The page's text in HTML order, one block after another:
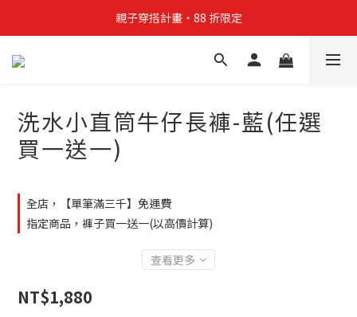
親子穿搭計畫・88 折限定
親子穿搭計畫・88 折限定
貼身補貨計畫  任選 6 件 $888
親子穿搭計畫・88 折限定
洗水小直筒牛仔長褲-藍(任選
買一送一)
全店，【單筆滿三千】免運費
指定商品，褲子買一送一(以高價計算)
查看更多
NT$1,880